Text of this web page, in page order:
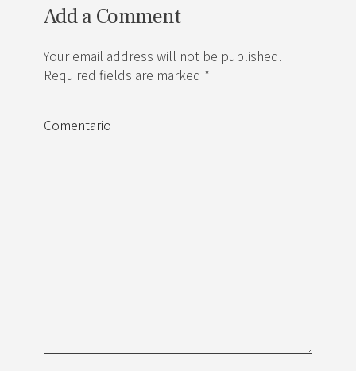
Add a Comment
Your email address will not be published.
Required fields are marked *
Comentario